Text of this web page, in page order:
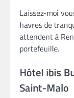
Laissez-moi
havres de
attendent à
portefeuille.
Hôtel ibis
Saint-Malo